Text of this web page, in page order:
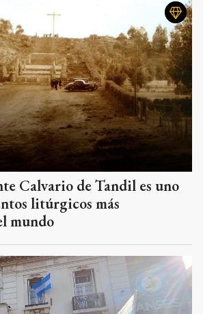
Calvario de Tandil es uno
litúrgicos más
mundo